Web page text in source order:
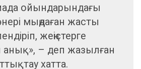
ойындарындағы
мыңдаған жасты
жеңістерге
– деп жазылған
хатта.